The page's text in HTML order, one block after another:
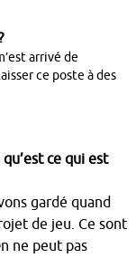
arrivé de
ce poste à des
ce qui est
gardé quand
de jeu. Ce sont
ne peut pas